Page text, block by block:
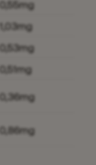
0,55mg
1,03mg
0,53mg
0,51mg
0,36mg
0,86mg